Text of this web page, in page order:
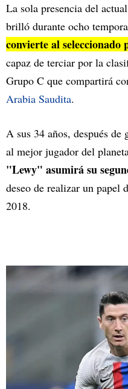
La sola presencia del
brilló durante ocho
convierte al seleccionado
capaz de terciar por la
Grupo C que compartirá
Arabia Saudita.
A sus 34 años, después
al mejor jugador del
"Lewy" asumirá su
deseo de realizar un papel
2018.